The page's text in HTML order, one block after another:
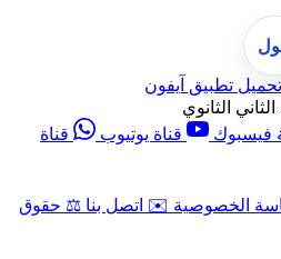
تحميل تطبيق آيفون
الثانوي
فيسبوك قناة يوتيوب
قناة
الخصوصية ✉️ اتصل بنا ⚖️ حقوق